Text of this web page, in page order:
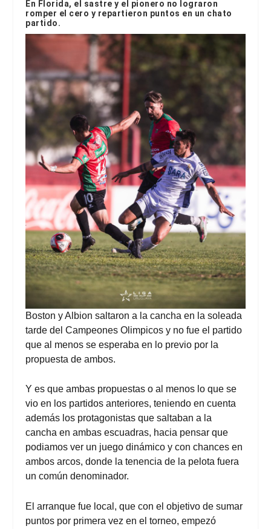
En Florida, el sastre y el pionero no lograron
romper el cero y repartieron puntos en un chato
partido.
Boston y Albion saltaron a la cancha en la soleada
tarde del Campeones Olimpicos y no fue el partido
que al menos se esperaba en lo previo por la
propuesta de ambos.
Y es que ambas propuestas o al menos lo que se
vio en los partidos anteriores, teniendo en cuenta
además los protagonistas que saltaban a la
cancha en ambas escuadras, hacia pensar que
podiamos ver un juego dinámico y con chances en
ambos arcos, donde la tenencia de la pelota fuera
un común denominador.
El arranque fue local, que con el objetivo de sumar
puntos por primera vez en el torneo, empezó